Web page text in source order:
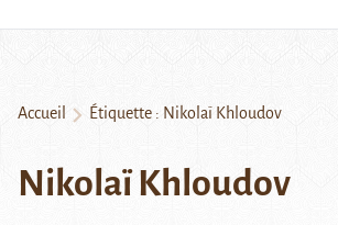
Accueil Étiquette : Nikolaï Khloudov
Nikolaï Khloudov